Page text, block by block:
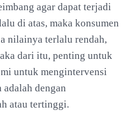
agar dapat terjadi
di atas, maka konsumen
nilainya terlalu rendah,
dari itu, penting untuk
untuk mengintervensi
adalah dengan
atau tertinggi.